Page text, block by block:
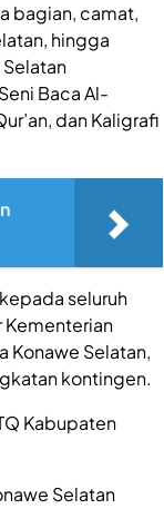
bagian, camat,
hingga
Baca Al-
dan Kaligrafi
seluruh
Kementerian
Konawe Selatan,
kontingen.
Kabupaten
Selatan